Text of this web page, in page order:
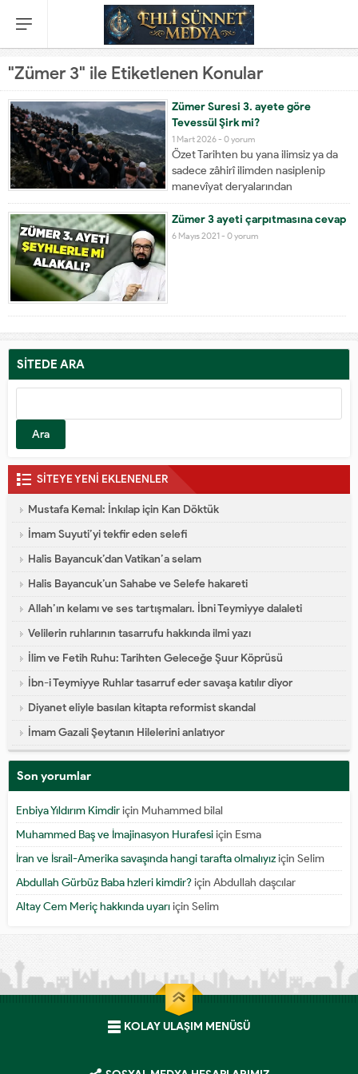
"Zümer 3" ile Etiketlenen Konular
Zümer Suresi 3. ayete göre
Tevessül Şirk mi?
1 Mart 2026 - 0 yorum
Özet Tarihten bu yana ilimsiz ya da
sadece zâhirî ilimden nasiplenip
manevîyat deryalarından
yudumlamamış olan veya temel usûl
ilimlerine hâkim olmadan, tefsirleri
karıştırmadan birkaç âyet-i
Zümer 3 ayeti çarpıtmasına cevap
6 Mayıs 2021 - 0 yorum
SİTEDE ARA
SİTEYE YENİ EKLENENLER
Mustafa Kemal: İnkılap için Kan Döktük
İmam Suyuti’yi tekfir eden selefi
Halis Bayancuk’dan Vatikan’a selam
Halis Bayancuk’un Sahabe ve Selefe hakareti
Allah’ın kelamı ve ses tartışmaları. İbni Teymiyye dalaleti
Velilerin ruhlarının tasarrufu hakkında ilmi yazı
İlim ve Fetih Ruhu: Tarihten Geleceğe Şuur Köprüsü
İbn-i Teymiyye Ruhlar tasarruf eder savaşa katılır diyor
Diyanet eliyle basılan kitapta reformist skandal
İmam Gazali Şeytanın Hilelerini anlatıyor
Son yorumlar
Enbiya Yıldırım Kimdiriçin Muhammed bilal
Muhammed Baş ve İmajinasyon Hurafesiiçin Esma
İran ve İsrail-Amerika savaşında hangi tarafta olmalıyıziçin Selim
Abdullah Gürbüz Baba hzleri kimdir?için Abdullah daşcılar
Altay Cem Meriç hakkında uyarıiçin Selim
KOLAY ULAŞIM MENÜSÜ